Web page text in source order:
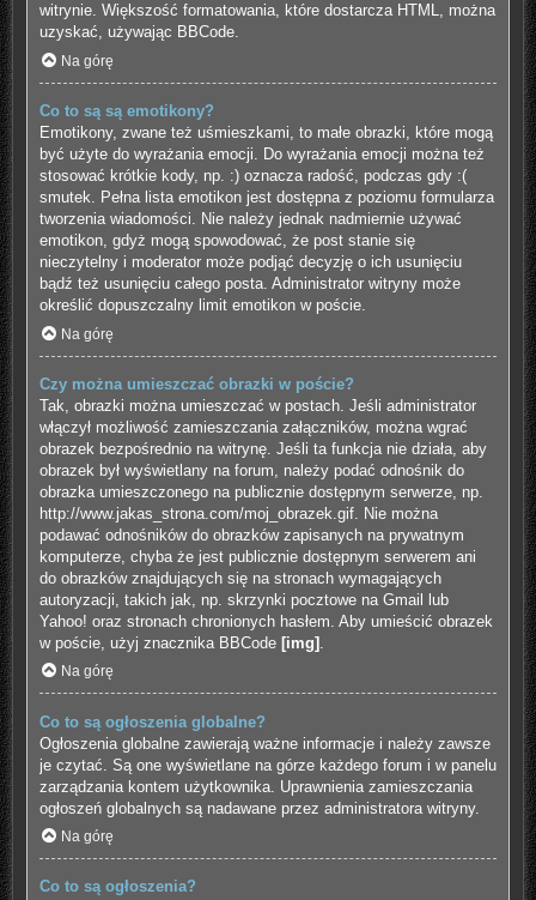
witrynie. Większość formatowania, które dostarcza HTML, można
uzyskać, używając BBCode.
Na górę
Co to są są emotikony?
Emotikony, zwane też uśmieszkami, to małe obrazki, które mogą
być użyte do wyrażania emocji. Do wyrażania emocji można też
stosować krótkie kody, np. :) oznacza radość, podczas gdy :(
smutek. Pełna lista emotikon jest dostępna z poziomu formularza
tworzenia wiadomości. Nie należy jednak nadmiernie używać
emotikon, gdyż mogą spowodować, że post stanie się
nieczytelny i moderator może podjąć decyzję o ich usunięciu
bądź też usunięciu całego posta. Administrator witryny może
określić dopuszczalny limit emotikon w poście.
Na górę
Czy można umieszczać obrazki w poście?
Tak, obrazki można umieszczać w postach. Jeśli administrator
włączył możliwość zamieszczania załączników, można wgrać
obrazek bezpośrednio na witrynę. Jeśli ta funkcja nie działa, aby
obrazek był wyświetlany na forum, należy podać odnośnik do
obrazka umieszczonego na publicznie dostępnym serwerze, np.
http://www.jakas_strona.com/moj_obrazek.gif. Nie można
podawać odnośników do obrazków zapisanych na prywatnym
komputerze, chyba że jest publicznie dostępnym serwerem ani
do obrazków znajdujących się na stronach wymagających
autoryzacji, takich jak, np. skrzynki pocztowe na Gmail lub
Yahoo! oraz stronach chronionych hasłem. Aby umieścić obrazek
w poście, użyj znacznika BBCode [img]
Na górę
Co to są ogłoszenia globalne?
Ogłoszenia globalne zawierają ważne informacje i należy zawsze
je czytać. Są one wyświetlane na górze każdego forum i w panelu
zarządzania kontem użytkownika. Uprawnienia zamieszczania
ogłoszeń globalnych są nadawane przez administratora witryny.
Na górę
Co to są ogłoszenia?